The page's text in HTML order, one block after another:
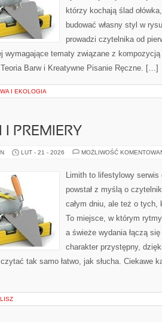
którzy kochają ślad
budować własny styl w
prowadzi czytelnika od
wymagające tematy związane z
Barw i Kreatywne Pisanie Ręczne. […]
I EKOLOGIA
I PREMIERY
LUT - 21 - 2026 MOŻLIWOŚĆ
Limith to lifestylowy
powstał z myślą o
całym dniu, ale też o
To miejsce, w którym
a świeże wydania łączą
charakter przystępny,
tak samo łatwo, jak słucha. Ciekawe